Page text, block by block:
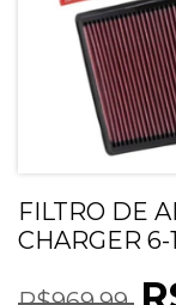
FILTRO DE
CHARGER 6-